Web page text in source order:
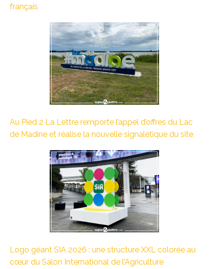
français
Au Pied 2 La Lettre remporte l’appel d’offres du Lac
de Madine et réalise la nouvelle signalétique du site
Logo géant SIA 2026 : une structure XXL colorée au
cœur du Salon International de l’Agriculture